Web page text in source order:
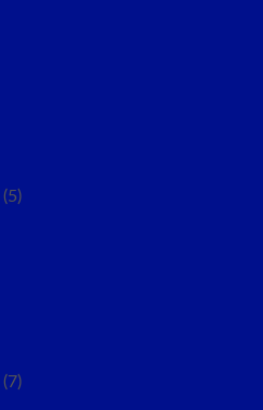
(5)
(7)